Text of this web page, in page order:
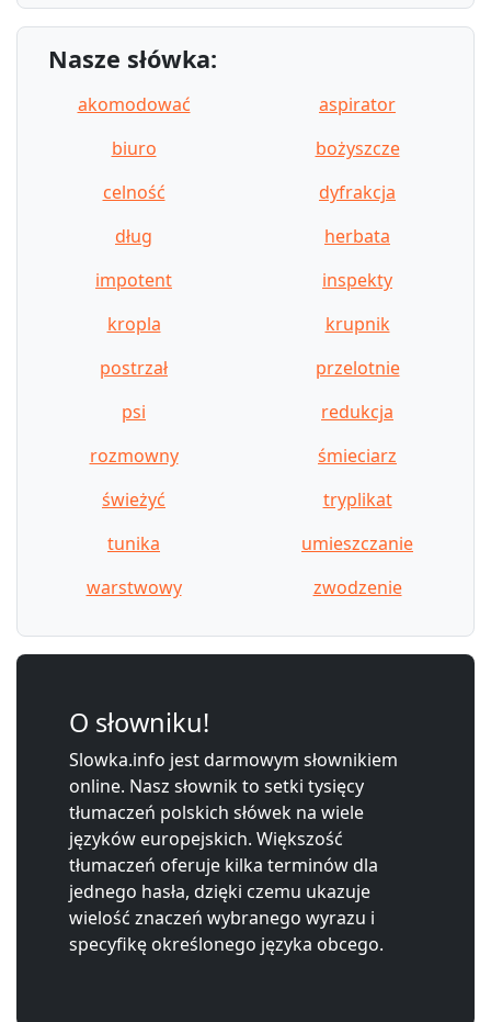
Nasze słówka:
akomodować
aspirator
biuro
bożyszcze
celność
dyfrakcja
dług
herbata
impotent
inspekty
kropla
krupnik
postrzał
przelotnie
psi
redukcja
rozmowny
śmieciarz
świeżyć
tryplikat
tunika
umieszczanie
warstwowy
zwodzenie
O słowniku!
Slowka.info jest darmowym słownikiem
online. Nasz słownik to setki tysięcy
tłumaczeń polskich słówek na wiele
języków europejskich. Większość
tłumaczeń oferuje kilka terminów dla
jednego hasła, dzięki czemu ukazuje
wielość znaczeń wybranego wyrazu i
specyfikę określonego języka obcego.